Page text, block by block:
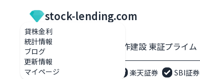
貸株金利
統計情報
ブログ
更新情報
マイページ
stock-lending.com
貸株金利一覧 1870 矢作建設 東証プライム
楽天証券 SBI証券